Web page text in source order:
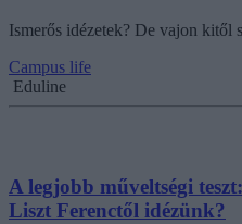
Ismerős idézetek? De vajon kitől
Campus life
Eduline
A legjobb műveltségi
Liszt Ferenctől idézünk?